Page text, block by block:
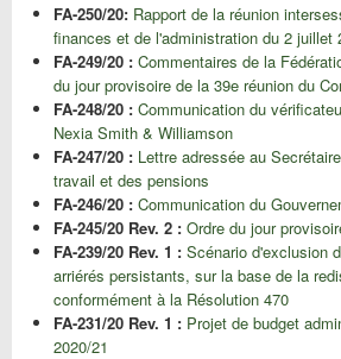
FA-250/20: Rapport de la réunion
finances et de l'administration du 2 juillet
FA-249/20 : Commentaires de la
du jour provisoire de la 39e réunion du
FA-248/20 : Communication du
Nexia Smith & Williamson
FA-247/20 : Lettre adressée au
travail et des pensions
FA-246/20 : Communication du
FA-245/20 Rev. 2 : Ordre du jour
FA-239/20 Rev. 1 : Scénario d'exclusion
arriérés persistants, sur la base de la
conformément à la Résolution 470
FA-231/20 Rev. 1 : Projet de budget
2020/21